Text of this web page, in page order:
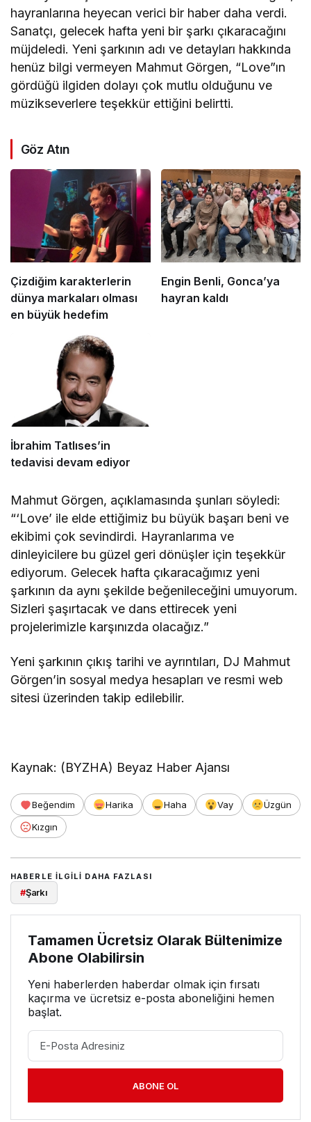
hayranlarına heyecan verici bir haber daha verdi.
Sanatçı, gelecek hafta yeni bir şarkı çıkaracağını
müjdeledi. Yeni şarkının adı ve detayları hakkında
henüz bilgi vermeyen Mahmut Görgen, “Love”ın
gördüğü ilgiden dolayı çok mutlu olduğunu ve
müzikseverlere teşekkür ettiğini belirtti.
Göz Atın
Çizdiğim karakterlerin
dünya markaları olması
en büyük hedefim
Engin Benli, Gonca’ya
hayran kaldı
İbrahim Tatlıses’in
tedavisi devam ediyor
Mahmut Görgen, açıklamasında şunları söyledi:
“‘Love’ ile elde ettiğimiz bu büyük başarı beni ve
ekibimi çok sevindirdi. Hayranlarıma ve
dinleyicilere bu güzel geri dönüşler için teşekkür
ediyorum. Gelecek hafta çıkaracağımız yeni
şarkının da aynı şekilde beğenileceğini umuyorum.
Sizleri şaşırtacak ve dans ettirecek yeni
projelerimizle karşınızda olacağız.”
Yeni şarkının çıkış tarihi ve ayrıntıları, DJ Mahmut
Görgen’in sosyal medya hesapları ve resmi web
sitesi üzerinden takip edilebilir.
Kaynak: (BYZHA) Beyaz Haber Ajansı
Beğendim Harika Haha Vay
Üzgün
Kızgın
HABERLE ILGILI DAHA FAZLASI
#Şarkı
Tamamen Ücretsiz Olarak Bültenimize
Abone Olabilirsin
Yeni haberlerden haberdar olmak için fırsatı
kaçırma ve ücretsiz e-posta aboneliğini hemen
başlat.
ABONE OL